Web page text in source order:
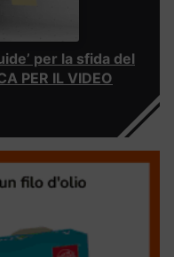
per la sfida del
PER IL VIDEO